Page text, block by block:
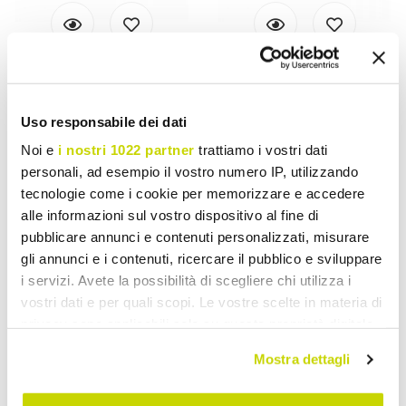
Uso responsabile dei dati
Noi e i nostri 1022 partner trattiamo i vostri dati
personali, ad esempio il vostro numero IP, utilizzando
tecnologie come i cookie per memorizzare e accedere
alle informazioni sul vostro dispositivo al fine di
pubblicare annunci e contenuti personalizzati, misurare
gli annunci e i contenuti, ricercare il pubblico e sviluppare
i servizi. Avete la possibilità di scegliere chi utilizza i
vostri dati e per quali scopi. Le vostre scelte in materia di
modificare o revocare il proprio consenso in qualsiasi
momento dalla Dichiarazione sui cookie o facendo clic
Mostra dettagli
washbasin Mumbai
£ 284,36 £ 355,44 - 20%
VIADURINI BATHROOM
£ 258,50 £ 323,13 - 20%